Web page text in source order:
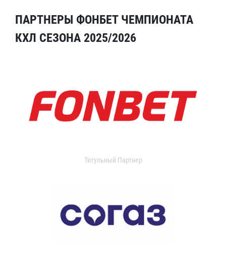
ПАРТНЕРЫ ФОНБЕТ ЧЕМПИОНАТА
КХЛ СЕЗОНА 2025/2026
Титульный Партнер